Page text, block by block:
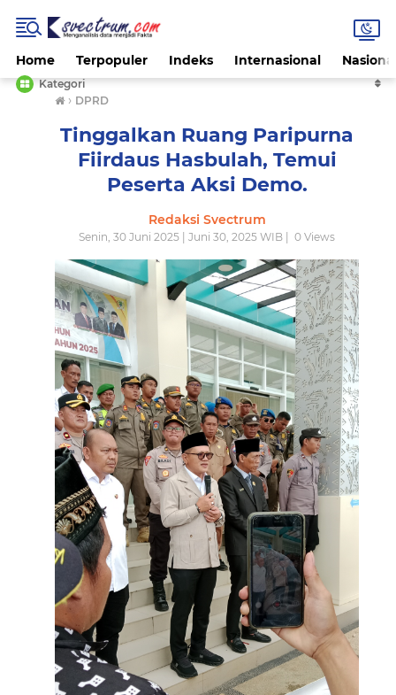
Home Terpopuler Indeks Internasional
Kategori
› DPRD
Tinggalkan Ruang Paripurna
Fiirdaus Hasbulah, Temui
Peserta Aksi Demo.
Redaksi Svectrum
Senin, 30 Juni 2025 | Juni 30, 2025 WIB | 0 Views